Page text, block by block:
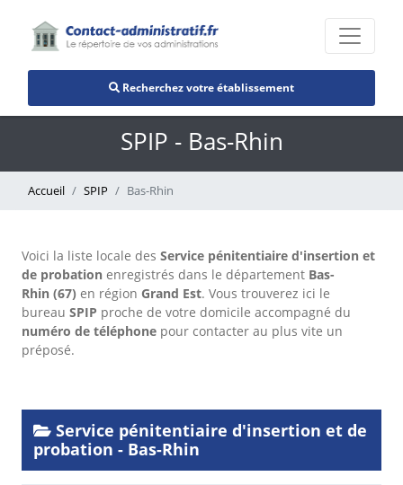
Recherchez votre établissement
SPIP - Bas-Rhin
Accueil SPIP Bas-Rhin
Voici la liste locale des Service pénitentiaire d'insertion et
de probation enregistrés dans le département Bas-
Rhin (67) en région Grand Est. Vous trouverez ici le
bureau SPIP proche de votre domicile accompagné du
numéro de téléphone pour contacter au plus vite un
préposé.
Service pénitentiaire d'insertion et de
probation - Bas-Rhin